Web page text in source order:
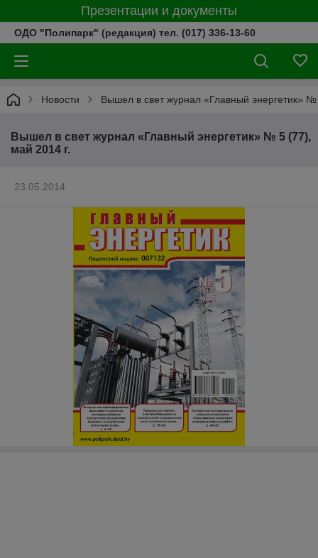
Презентации и документы
ОДО "Полипарк" (редакция) тел. (017) 336-13-60
Новости Вышел в свет журнал «Главный энергетик»
Вышел в свет журнал «Главный энергетик» № 5 (77),
май 2014 г.
23.05.2014